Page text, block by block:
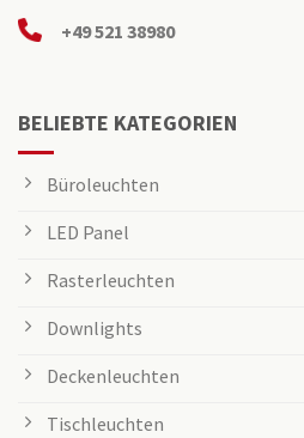
+49 521 38980
BELIEBTE KATEGORIEN
Büroleuchten
LED Panel
Rasterleuchten
Downlights
Deckenleuchten
Tischleuchten